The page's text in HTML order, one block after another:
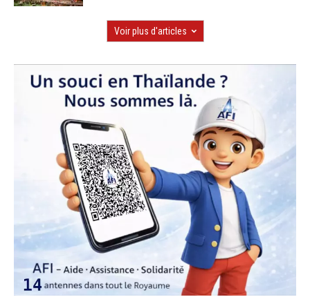
Voir plus d'articles